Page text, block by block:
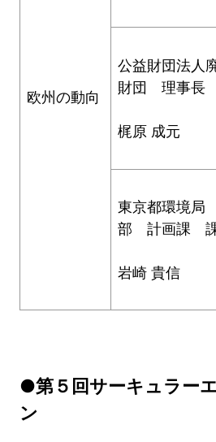
欧州の動向
公益財団法人
財団 理事長
梶原 成元
東京都環境局
部 計画課
岩崎 貴信
●第５回サーキュラー
ン